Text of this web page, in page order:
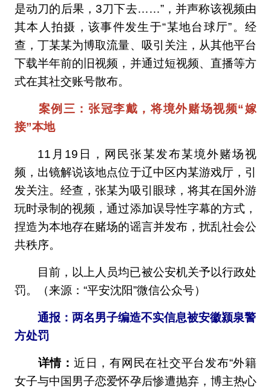
是动刀的后果，3刀下去……”，并声称该视频由
其本人拍摄，该事件发生于“某地台球厅”。经
查，丁某某为博取流量、吸引关注，从其他平台
下载半年前的旧视频，并通过短视频、直播等方
式在其社交账号散布。
案例三：张冠李戴，将境外赌场视频“嫁
接”本地
11月19日，网民张某发布某境外赌场视
频，出镜解说该地点位于辽中区内某游戏厅，引
发关注。经查，张某为吸引眼球，将其在国外游
玩时录制的视频，通过添加误导性字幕的方式，
捏造为本地存在赌场的谣言并发布，扰乱社会公
共秩序。
目前，以上人员均已被公安机关予以行政处
罚。（来源：“平安沈阳”微信公众号）
通报：两名男子编造不实信息被安徽颍泉警
方处罚
详情： 近日，有网民在社交平台发布“外籍
女子与中国男子恋爱怀孕后惨遭抛弃，博主热心